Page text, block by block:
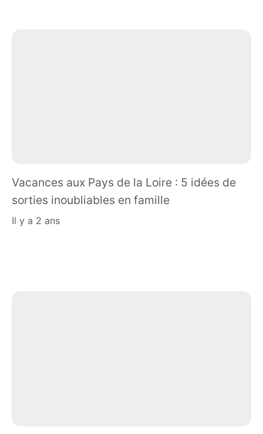
Vacances aux Pays de la Loire : 5 idées de
sorties inoubliables en famille
il y a 2 ans